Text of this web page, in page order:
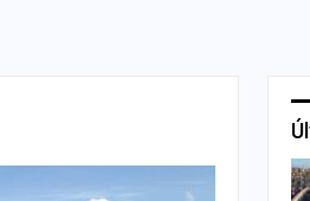
RioMar Aracaju promove
exposição e oficinas de